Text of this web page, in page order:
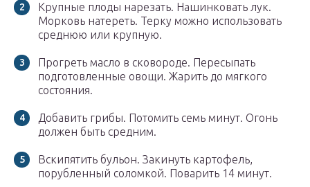
Крупные плоды нарезать. Нашинковать лук.
Морковь натереть. Терку можно использовать
среднюю или крупную.
Прогреть масло в сковороде. Пересыпать
подготовленные овощи. Жарить до мягкого
состояния.
Добавить грибы. Потомить семь минут. Огонь
должен быть средним.
Вскипятить бульон. Закинуть картофель,
порубленный соломкой. Поварить 14 минут.